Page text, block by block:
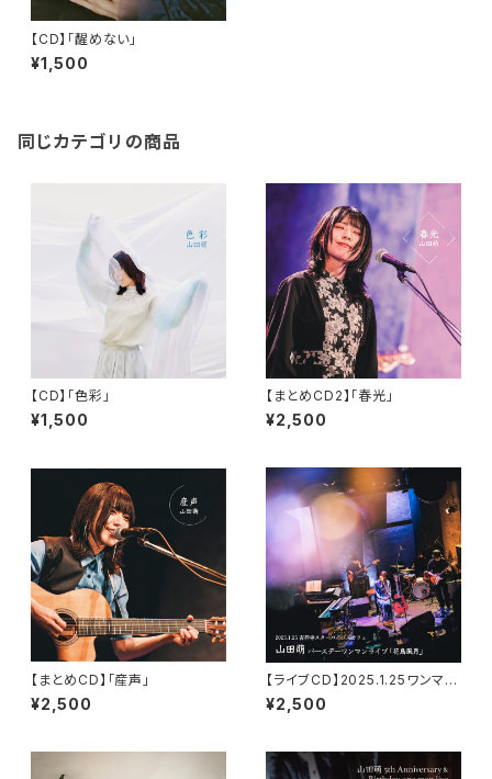
【CD】「醒めない」
¥1,500
同じカテゴリの商品
【CD】「色彩」
¥1,500
【まとめCD2】「春光」
¥2,500
【まとめCD】「産声」
¥2,500
【ライブCD】2025.1.25ワンマン
ライブ
¥2,500